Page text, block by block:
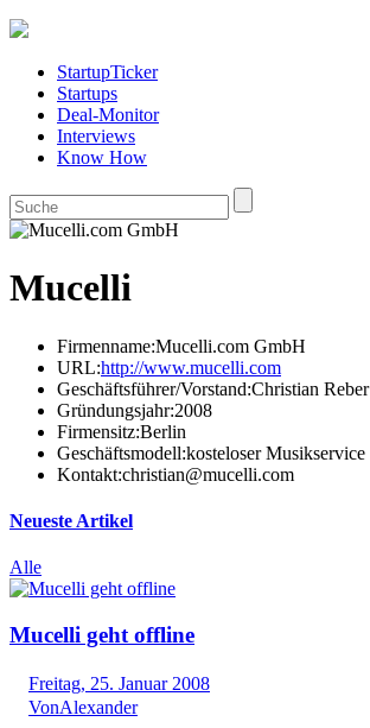
StartupTicker
Startups
Deal-Monitor
Interviews
Know How
Mucelli
Firmenname:Mucelli.com GmbH
URL:http://www.mucelli.com
Geschäftsführer/Vorstand:Christian Reber
Gründungsjahr:2008
Firmensitz:Berlin
Geschäftsmodell:kosteloser Musikservice
Kontakt:christian@mucelli.com
Neueste Artikel
Alle
Mucelli geht offline
Freitag, 25. Januar 2008
VonAlexander